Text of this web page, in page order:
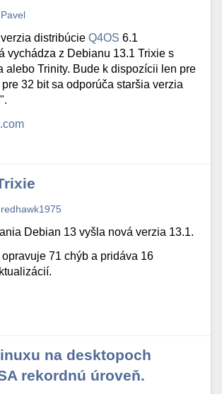
Pavel
distribúcieQ4OS 6.1
vychádza z Debianu 13.1 Trixie s
alebo Trinity. Bude k dispozícii len pre
32 bit sa odporúča staršia verzia
redhawk1975
Debian 13 vyšla nová verzia 13.1.
71 chýb a pridáva 16
na desktopoch
rekordnú úroveň.